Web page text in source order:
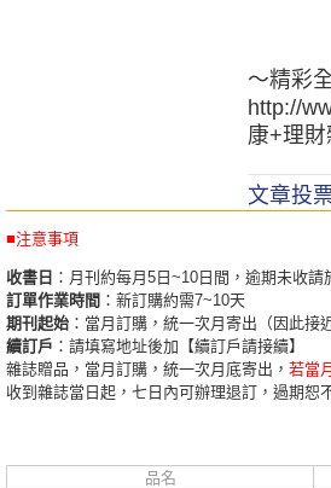
～精彩
http://
康+理
文章投
■注意事項
收書日 ：月刊約每月5日~10日間，逾期未收
訂單作業時間 ：新訂購約需7~10天
期刊起始 ：當月訂購，統一次月寄出（因此
續訂戶 ：請填寫地址後加【續訂戶請接續】
雜誌贈品，當月訂購，統一次月底寄出， 若當
收到雜誌當日起，七日內可辦理退訂，過期恕
品名